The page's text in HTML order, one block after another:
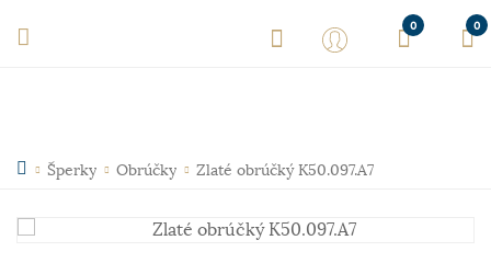
0 0
Šperky Obrúčky Zlaté obrúčký K50.097.A7